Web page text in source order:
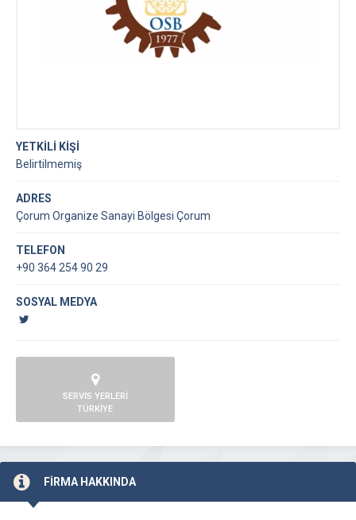
YETKİLİ KİŞİ
Belirtilmemiş
ADRES
Çorum Organize Sanayi Bölgesi Çorum
TELEFON
+90 364 254 90 29
SOSYAL MEDYA
SERVİS YERLERİ
TÜRKİYE
FİRMA HAKKINDA